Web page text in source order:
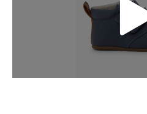
Só na Pisamonas trocas grátis,
chegarem a sua casa não lhe
Trocas e Devoluções
do nosso
troca. A nossa equipa de